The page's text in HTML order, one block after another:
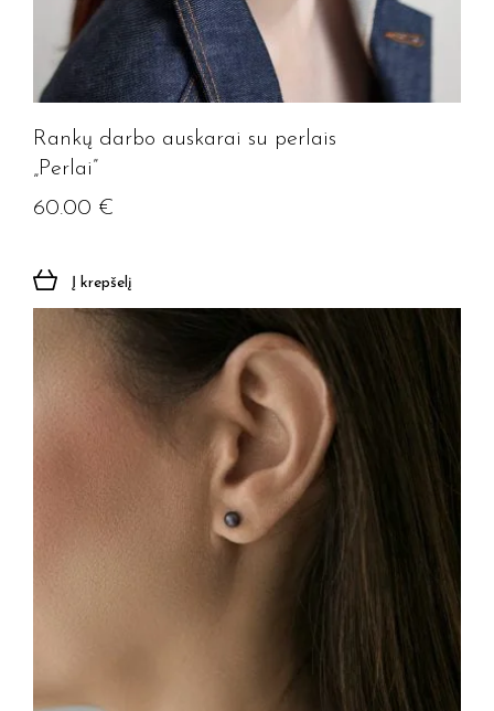
Rankų darbo auskarai su perlais
„Perlai”
60.00 €
Į krepšelį